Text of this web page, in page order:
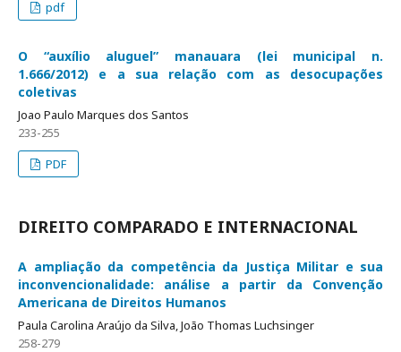
pdf
O “auxílio aluguel” manauara (lei municipal n.
1.666/2012) e a sua relação com as desocupações
coletivas
Joao Paulo Marques dos Santos
233-255
PDF
DIREITO COMPARADO E INTERNACIONAL
A ampliação da competência da Justiça Militar e sua
inconvencionalidade: análise a partir da Convenção
Americana de Direitos Humanos
Paula Carolina Araújo da Silva, João Thomas Luchsinger
258-279